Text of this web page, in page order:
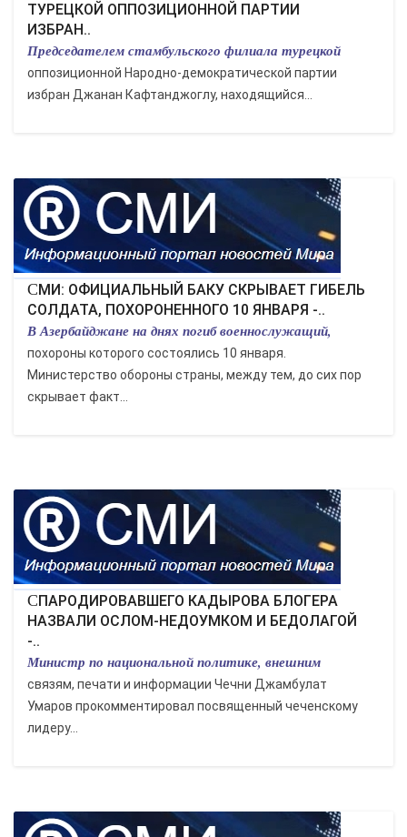
ТУРЕЦКОЙ ОППОЗИЦИОННОЙ ПАРТИИ
ИЗБРАН..
Председателем стамбульского филиала турецкой
оппозиционной Народно-демократической партии
избран Джанан Кафтанджоглу, находящийся...
СМИ: ОФИЦИАЛЬНЫЙ БАКУ СКРЫВАЕТ ГИБЕЛЬ
СОЛДАТА, ПОХОРОНЕННОГО 10 ЯНВАРЯ -..
В Азербайджане на днях погиб военнослужащий,
похороны которого состоялись 10 января.
Министерство обороны страны, между тем, до сих пор
скрывает факт...
СПАРОДИРОВАВШЕГО КАДЫРОВА БЛОГЕРА
НАЗВАЛИ ОСЛОМ-НЕДОУМКОМ И БЕДОЛАГОЙ
-..
Министр по национальной политике, внешним
связям, печати и информации Чечни Джамбулат
Умаров прокомментировал посвященный чеченскому
лидеру...